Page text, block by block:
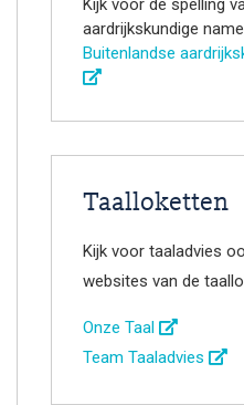
Kijk voor de spelling
aardrijkskundige
Buitenlandse
Taalloketten
Kijk voor taaladvies
websites van de
Onze Taal
Team Taaladvies